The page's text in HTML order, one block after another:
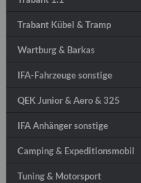
Trabant Kübel & Tramp
Wartburg & Barkas
IFA-Fahrzeuge sonstige
QEK Junior & Aero & 325
IFA Anhänger sonstige
Camping & Expeditionsmobil
Tuning & Motorsport